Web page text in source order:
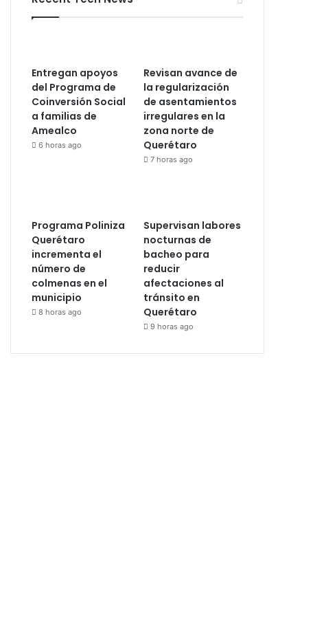
Entregan apoyos
del Programa de
Coinversión Social
a familias de
Amealco
6 horas ago
Revisan avance de
la regularización
de asentamientos
irregulares en la
zona norte de
Querétaro
7 horas ago
Programa Poliniza
Querétaro
incrementa el
número de
colmenas en el
municipio
8 horas ago
Supervisan labores
nocturnas de
bacheo para
reducir
afectaciones al
tránsito en
Querétaro
9 horas ago